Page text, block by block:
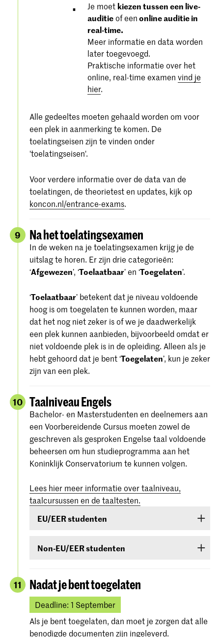
Je moet kiezen tussen een live-
auditieof eenonline auditie in
real-time.
Meer informatie en data worden
later toegevoegd.
Praktische informatie over het
online, real-time examenvind je
hier.
Alle gedeeltes moeten gehaald worden om voor
een plek in aanmerking te komen. De
toelatingseisen zijn te vinden onder
'toelatingseisen'.
Voor verdere informatie over de data van de
toelatingen, de theorietest en updates, kijk op
koncon.nl/entrance-exams.
9 Na het toelatingsexamen
In de weken na je toelatingsexamen krijg je de
uitslag te horen. Er zijn drie categorieën:
‘Afgewezen’, ‘Toelaatbaar’ en ‘Toegelaten’.
‘Toelaatbaar’ betekent dat je niveau voldoende
hoog is om toegelaten te kunnen worden, maar
dat het nog niet zeker is of we je daadwerkelijk
een plek kunnen aanbieden, bijvoorbeeld omdat er
niet voldoende plek is in de opleiding. Alleen als je
hebt gehoord dat je bent ‘Toegelaten’, kun je zeker
zijn van een plek.
10 Taalniveau Engels
Bachelor- en Masterstudenten en deelnemers aan
een Voorbereidende Cursus moeten zowel de
geschreven als gesproken Engelse taal voldoende
beheersen om hun studieprogramma aan het
Koninklijk Conservatorium te kunnen volgen.
Lees hier meer informatie over taalniveau,
taalcursussen en de taaltesten.
EU/EER studenten
Suriname die de Engelse taal onvoldoende
dat je de Engelse taal onvoldoende beheerst,
ben je verplicht een cursus te volgen en in het
eerste jaar van de studie een bewijs van
beheersing te behalen.
Non-EU/EER studenten
masteropleiding of voorbereidende cursus en je
komt uit een land buiten de EU (met
uitzondering van Canada, Australië, Nieuw-
Zeeland, Verenigde Staten van Amerika of Zuid-
Afrika) dan moet jevoor 1 septemberaantonen
11 Nadat je bent toegelaten
Deadline: 1 September
Als je bent toegelaten, dan moet je zorgen dat alle
benodigde documenten zijn ingeleverd.